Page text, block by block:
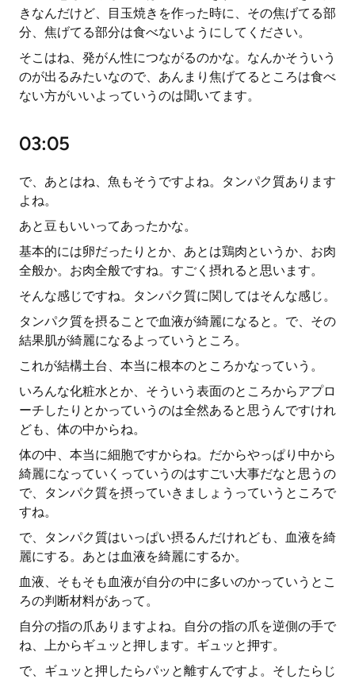
きなんだけど、目玉焼きを作った時に、その焦げてる部
分、焦げてる部分は食べないようにしてください。
そこはね、発がん性につながるのかな。なんかそういう
のが出るみたいなので、あんまり焦げてるところは食べ
ない方がいいよっていうのは聞いてます。
03:05
で、あとはね、魚もそうですよね。タンパク質あります
よね。
あと豆もいいってあったかな。
基本的には卵だったりとか、あとは鶏肉というか、お肉
全般か。お肉全般ですね。すごく摂れると思います。
そんな感じですね。タンパク質に関してはそんな感じ。
タンパク質を摂ることで血液が綺麗になると。で、その
結果肌が綺麗になるよっていうところ。
これが結構土台、本当に根本のところかなっていう。
いろんな化粧水とか、そういう表面のところからアプロ
ーチしたりとかっていうのは全然あると思うんですけれ
ども、体の中からね。
体の中、本当に細胞ですからね。だからやっぱり中から
綺麗になっていくっていうのはすごい大事だなと思うの
で、タンパク質を摂っていきましょうっていうところで
すね。
で、タンパク質はいっぱい摂るんだけれども、血液を綺
麗にする。あとは血液を綺麗にするか。
血液、そもそも血液が自分の中に多いのかっていうとこ
ろの判断材料があって。
自分の指の爪ありますよね。自分の指の爪を逆側の手で
ね、上からギュッと押します。ギュッと押す。
で、ギュッと押したらパッと離すんですよ。そしたらじ